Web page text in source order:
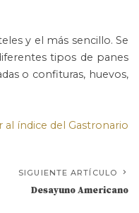
y el más sencillo. Se
tipos de panes
o confituras, huevos,
al índice del Gastronario
SIGUIENTE ARTÍCULO
Desayuno Americano